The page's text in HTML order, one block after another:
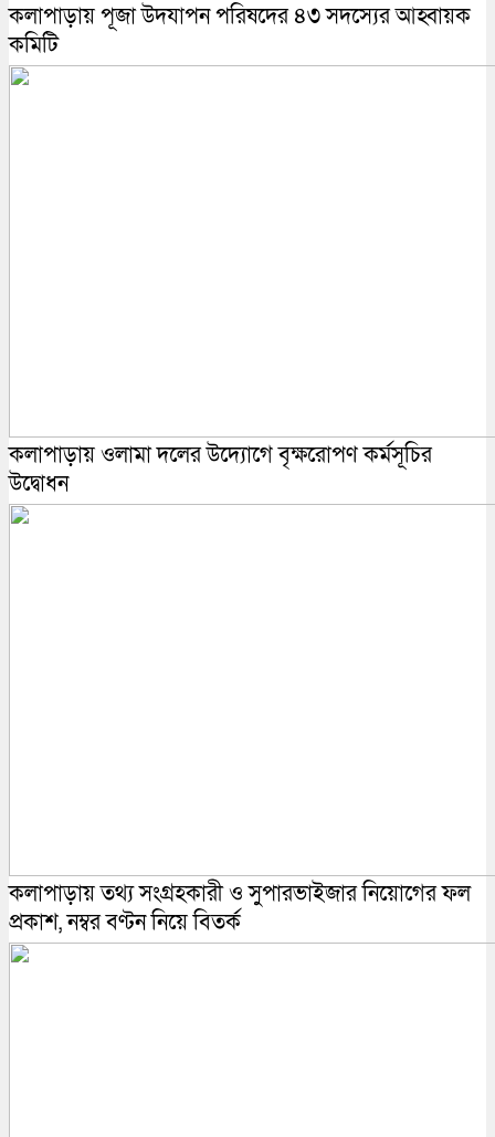
কলাপাড়ায় পূজা উদযাপন পরিষদের ৪৩ সদস্যের আহ্বায়ক
কমিটি
কলাপাড়ায় ওলামা দলের উদ্যোগে বৃক্ষরোপণ কর্মসূচির
উদ্বোধন
কলাপাড়ায় তথ্য সংগ্রহকারী ও সুপারভাইজার নিয়োগের ফল
প্রকাশ, নম্বর বণ্টন নিয়ে বিতর্ক